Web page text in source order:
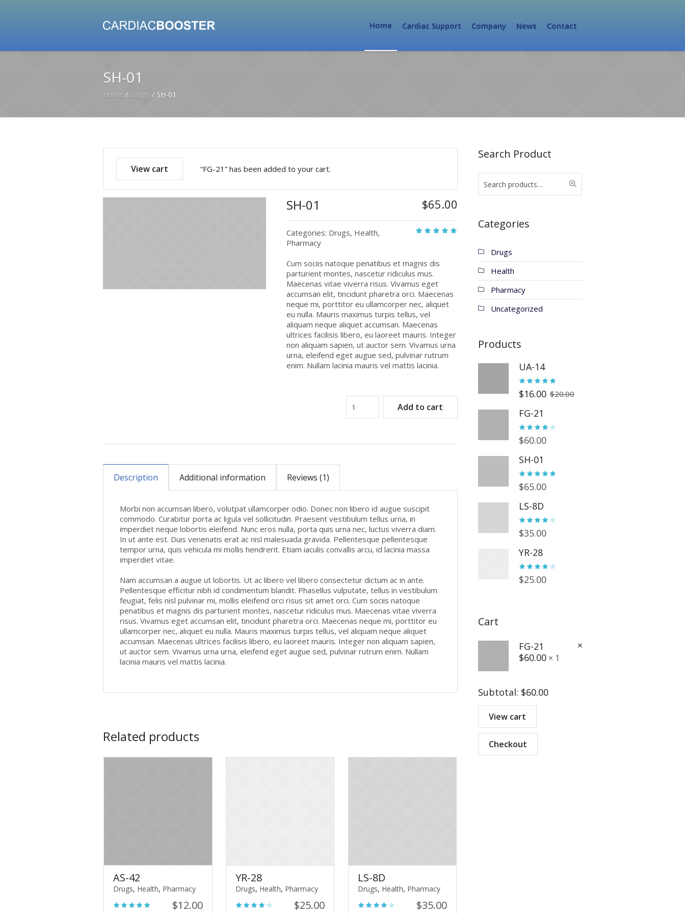
Home Cardiac Support Company News Contact
SH-01
Home / Drugs / SH-01
View cart “FG-21” has been added to your cart.
$65.00
SH-01
Categories: Drugs, Health,
Pharmacy
Cum sociis natoque penatibus et magnis dis
parturient montes, nascetur ridiculus mus.
Maecenas vitae viverra risus. Vivamus eget
accumsan elit, tincidunt pharetra orci. Maecenas
neque mi, porttitor eu ullamcorper nec, aliquet
eu nulla. Mauris maximus turpis tellus, vel
aliquam neque aliquet accumsan. Maecenas
ultrices facilisis libero, eu laoreet mauris. Integer
non aliquam sapien, ut auctor sem. Vivamus urna
urna, eleifend eget augue sed, pulvinar rutrum
enim. Nullam lacinia mauris vel mattis lacinia.
Add to cart
Description Additional information Reviews (1)
Morbi non accumsan libero, volutpat ullamcorper odio. Donec non libero id augue suscipit
commodo. Curabitur porta ac ligula vel sollicitudin. Praesent vestibulum tellus urna, in
imperdiet neque lobortis eleifend. Nunc eros nulla, porta quis urna nec, luctus viverra diam.
In ut ante est. Duis venenatis erat ac nisl malesuada gravida. Pellentesque pellentesque
tempor urna, quis vehicula mi mollis hendrerit. Etiam iaculis convallis arcu, id lacinia massa
imperdiet vitae.
Nam accumsan a augue ut lobortis. Ut ac libero vel libero consectetur dictum ac in ante.
Pellentesque efficitur nibh id condimentum blandit. Phasellus vulputate, tellus in vestibulum
feugiat, felis nisl pulvinar mi, mollis eleifend orci risus sit amet orci. Cum sociis natoque
penatibus et magnis dis parturient montes, nascetur ridiculus mus. Maecenas vitae viverra
risus. Vivamus eget accumsan elit, tincidunt pharetra orci. Maecenas neque mi, porttitor eu
ullamcorper nec, aliquet eu nulla. Mauris maximus turpis tellus, vel aliquam neque aliquet
accumsan. Maecenas ultrices facilisis libero, eu laoreet mauris. Integer non aliquam sapien,
ut auctor sem. Vivamus urna urna, eleifend eget augue sed, pulvinar rutrum enim. Nullam
lacinia mauris vel mattis lacinia.
Related products
AS-42
Drugs, Health, Pharmacy
$12.00
YR-28
Drugs, Health, Pharmacy
$25.00
LS-8D
Drugs, Health, Pharmacy
$35.00
Search Product
Categories
Drugs
Health
Pharmacy
Uncategorized
Products
UA-14
$20.00
$16.00
FG-21
$60.00
SH-01
$65.00
LS-8D
$35.00
YR-28
$25.00
Cart
×
FG-21
1 ×
$60.00
Subtotal: $60.00
View cart
Checkout